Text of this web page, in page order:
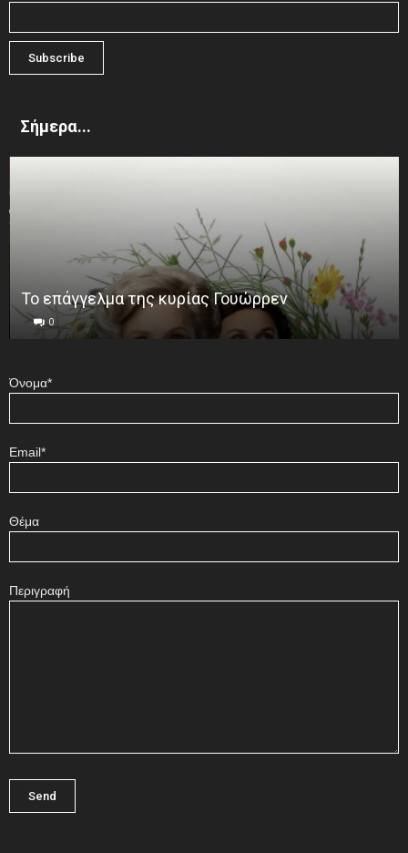
Σήμερα...
Το επάγγελμα της κυρίας Γουώρρεν
0
Όνομα*
Email*
Θέμα
Περιγραφή